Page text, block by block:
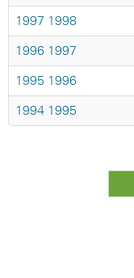
1997-1998
1996-1997
1995-1996
1994-1995